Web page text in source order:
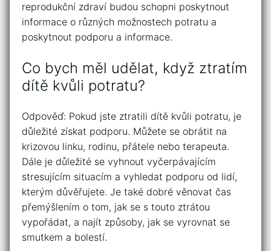
reprodukční zdraví budou schopni poskytnout
informace o různých možnostech potratu a
poskytnout podporu a informace.
Co bych měl udělat, když ztratím
dítě kvůli potratu?
Odpověď: Pokud jste ztratili dítě kvůli potratu, je
důležité získat podporu. Můžete se obrátit na
krizovou linku, rodinu, přátele nebo terapeuta.
Dále je důležité se vyhnout vyčerpávajícím
stresujícím situacím a vyhledat podporu od lidí,
kterým důvěřujete. Je také dobré věnovat čas
přemýšlením o tom, jak se s touto ztrátou
vypořádat, a najít způsoby, jak se vyrovnat se
smutkem a bolestí.